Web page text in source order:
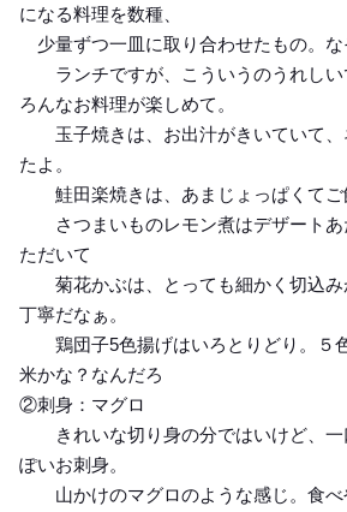
になる料理を数種、
少量ずつ一皿に取り合わせたもの。な
ランチですが、こういうのうれしい
ろんなお料理が楽しめて。
玉子焼きは、お出汁がきいていて、
たよ。
鮭田楽焼きは、あまじょっぱくてご
さつまいものレモン煮はデザートあ
ただいて
菊花かぶは、とっても細かく切込み
丁寧だなぁ。
鶏団子5色揚げはいろとりどり。５
米かな？なんだろ
②刺身：マグロ
きれいな切り身の分ではいけど、一
ぽいお刺身。
山かけのマグロのような感じ。食べ